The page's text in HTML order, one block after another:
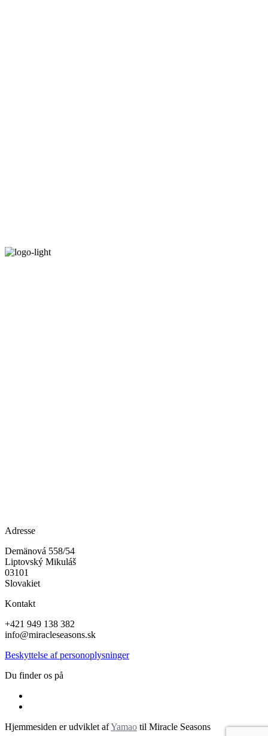
Adresse
Demänová 558/54
Liptovský Mikuláš
03101
Slovakiet
Kontakt
+421 949 138 382
info@miracleseasons.sk
Beskyttelse af personoplysninger
Du finder os på
Hjemmesiden er udviklet afYamao til Miracle Seasons